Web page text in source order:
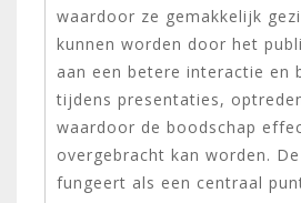
waardoor ze gemakkelijk
kunnen worden door het
aan een betere interactie en
tijdens presentaties,
waardoor de boodschap
overgebracht kan worden.
fungeert als een centraal